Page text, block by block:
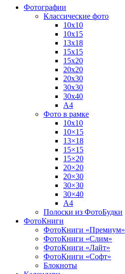
Фотографии
Классические фото
10х10
10х15
13х18
15х15
15х20
20х20
20х30
30х30
30х40
А4
Фото в рамке
10х10
10×15
13×18
15×15
15×20
20×20
20×30
30×30
30×40
A4
Полоски из ФотоБудки
ФотоКниги
ФотоКниги «Премиум»
ФотоКниги «Слим»
ФотоКниги «Лайт»
ФотоКниги «Софт»
Блокноты